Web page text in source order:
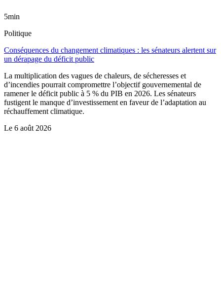
5min
Politique
Conséquences du changement climatiques : les sénateurs alertent sur
un dérapage du déficit public
La multiplication des vagues de chaleurs, de sécheresses et
d’incendies pourrait compromettre l’objectif gouvernemental de
ramener le déficit public à 5 % du PIB en 2026. Les sénateurs
fustigent le manque d’investissement en faveur de l’adaptation au
réchauffement climatique.
Le 6 août 2026